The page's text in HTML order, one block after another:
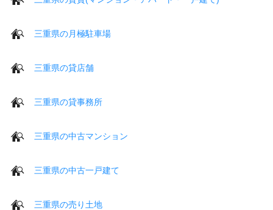
三重県の月極駐車場
三重県の貸店舗
三重県の貸事務所
三重県の中古マンション
三重県の中古一戸建て
三重県の売り土地